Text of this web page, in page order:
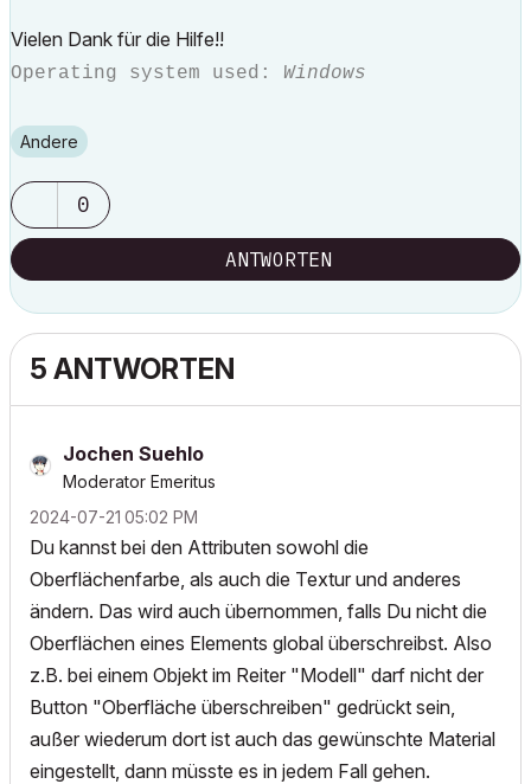
Vielen Dank für die Hilfe!!
Operating system used: Windows
Andere
0
ANTWORTEN
5 ANTWORTEN
Jochen Suehlo
Moderator Emeritus
‎2024-07-21 05:02 PM
Du kannst bei den Attributen sowohl die
Oberflächenfarbe, als auch die Textur und anderes
ändern. Das wird auch übernommen, falls Du nicht die
Oberflächen eines Elements global überschreibst. Also
z.B. bei einem Objekt im Reiter "Modell" darf nicht der
Button "Oberfläche überschreiben" gedrückt sein,
außer wiederum dort ist auch das gewünschte Material
eingestellt, dann müsste es in jedem Fall gehen.